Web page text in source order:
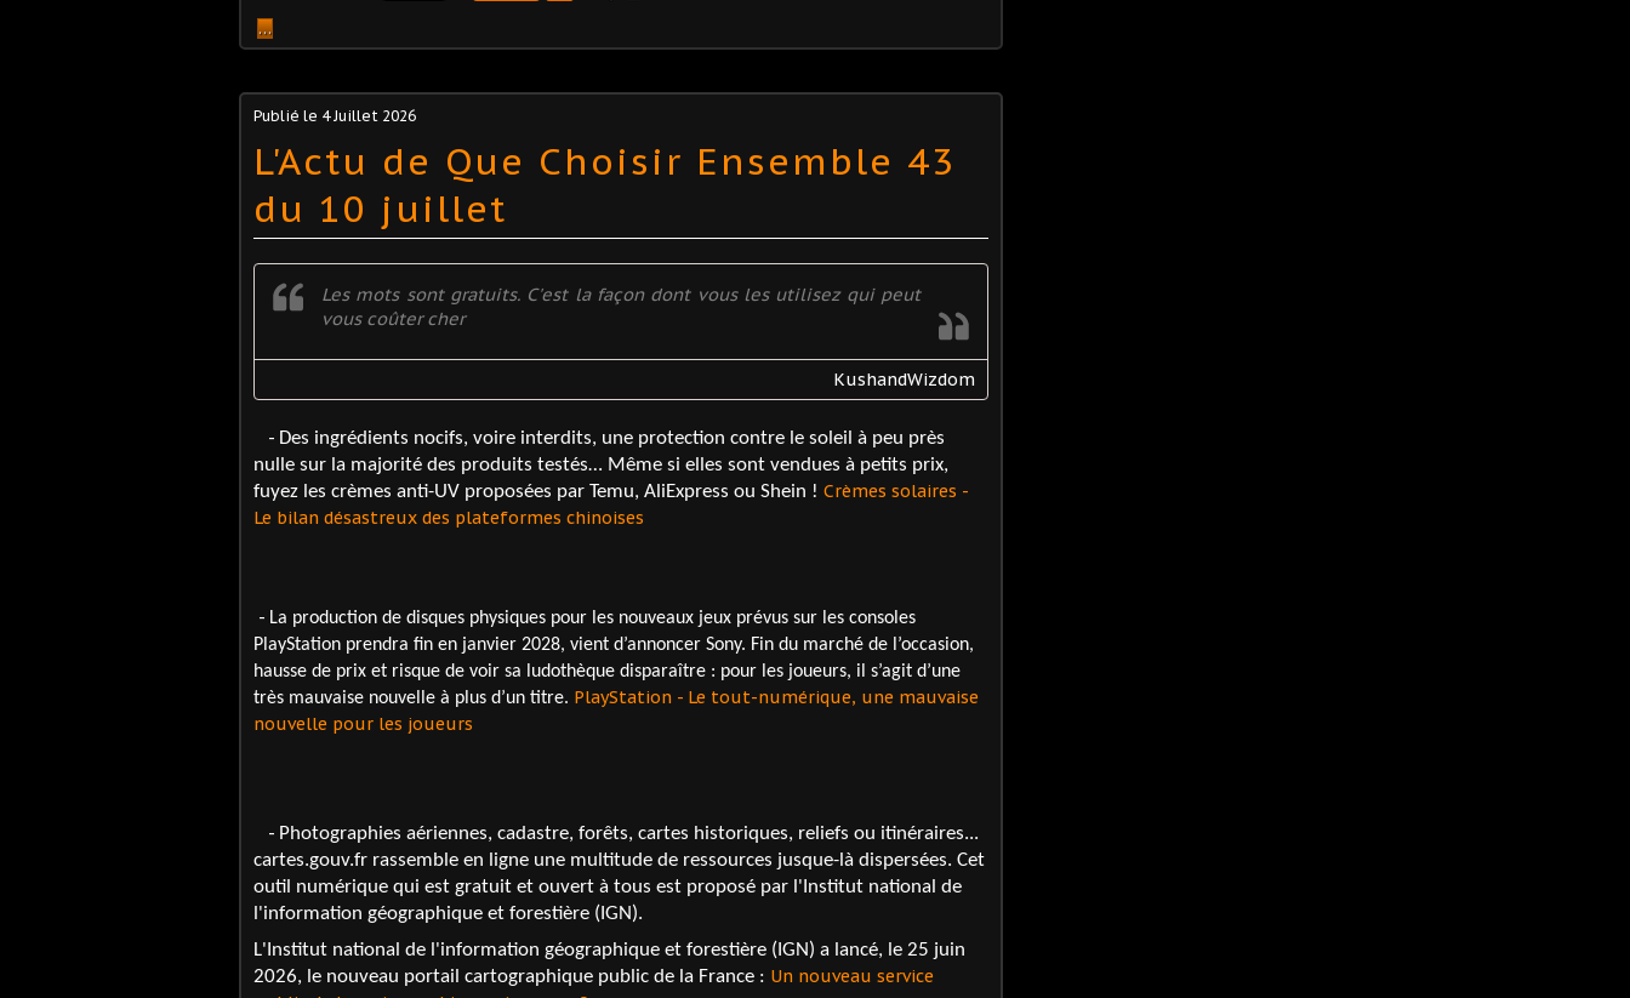
…
Publié le 4 Juillet 2026
L'Actu de Que Choisir Ensemble 43
du 10 juillet
Les mots sont gratuits. C'est la façon dont vous les utilisez qui peut
vous coûter cher
KushandWizdom
- Des ingrédients nocifs, voire interdits, une protection contre le soleil à peu près
nulle sur la majorité des produits testés… Même si elles sont vendues à petits prix,
fuyez les crèmes anti-UV proposées par Temu, AliExpress ou Shein ! Crèmes solaires -
Le bilan désastreux des plateformes chinoises
- La production de disques physiques pour les nouveaux jeux prévus sur les consoles
PlayStation prendra fin en janvier 2028, vient d’annoncer Sony. Fin du marché de l’occasion,
hausse de prix et risque de voir sa ludothèque disparaître : pour les joueurs, il s’agit d’une
très mauvaise nouvelle à plus d’un titre. PlayStation - Le tout-numérique, une mauvaise
nouvelle pour les joueurs
- Photographies aériennes, cadastre, forêts, cartes historiques, reliefs ou itinéraires...
cartes.gouv.fr rassemble en ligne une multitude de ressources jusque-là dispersées. Cet
outil numérique qui est gratuit et ouvert à tous est proposé par l'Institut national de
l'information géographique et forestière (IGN).
L'Institut national de l'information géographique et forestière (IGN) a lancé, le 25 juin
2026, le nouveau portail cartographique public de la France : Un nouveau service